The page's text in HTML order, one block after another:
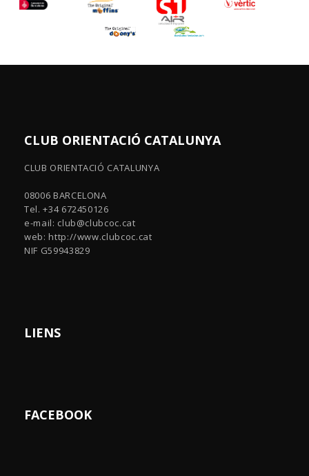
CLUB ORIENTACIÓ CATALUNYA
CLUB ORIENTACIÓ CATALUNYA
08006 BARCELONA
Tel. +34 672450126
e-mail: club@clubcoc.cat
web: http://www.clubcoc.cat
NIF G59943829
LIENS
FACEBOOK